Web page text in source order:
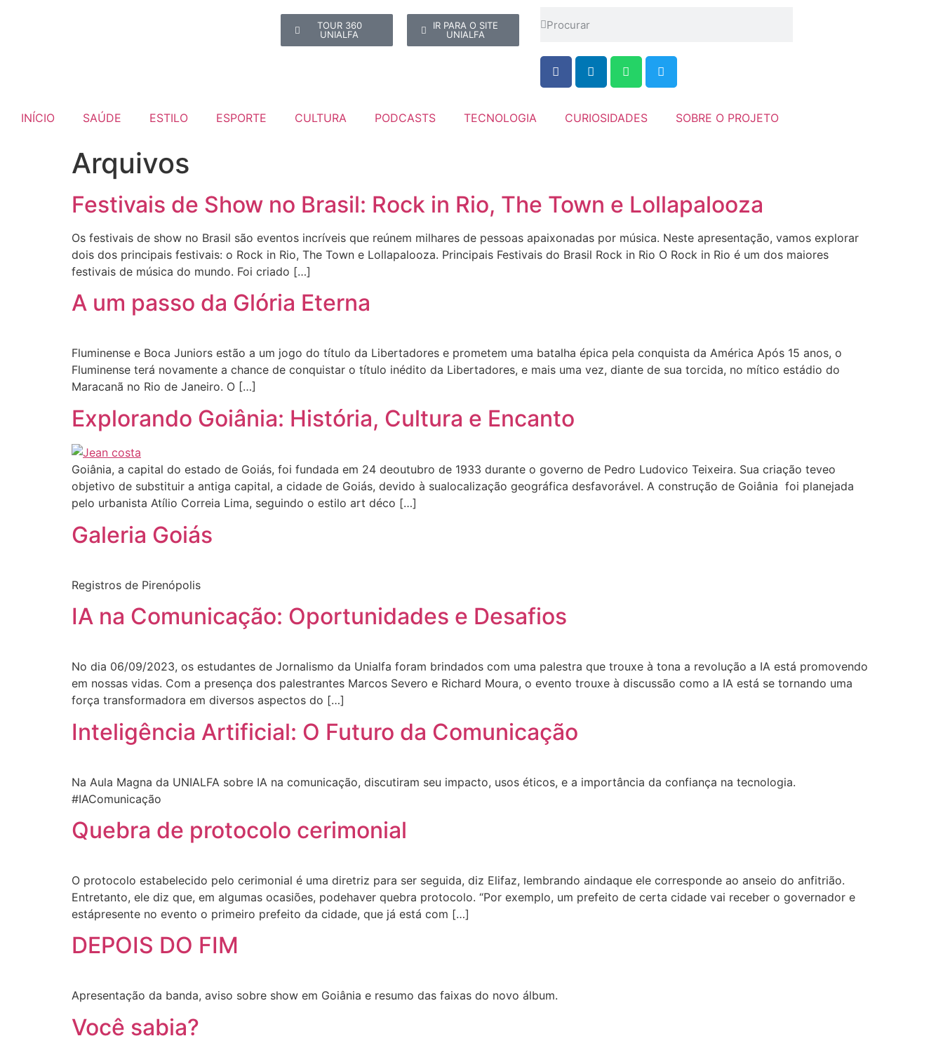
TOUR 360
UNIALFA
IR PARA O SITE
UNIALFA
INÍCIO SAÚDE ESTILO ESPORTE CULTURA PODCASTS TECNOLOGIA CURIOSIDADES SOBRE O PROJETO
Arquivos
Festivais de Show no Brasil: Rock in Rio, The Town e Lollapalooza
Os festivais de show no Brasil são eventos incríveis que reúnem milhares de pessoas apaixonadas por música. Neste apresentação, vamos explorar
dois dos principais festivais: o Rock in Rio, The Town e Lollapalooza. Principais Festivais do Brasil Rock in Rio O Rock in Rio é um dos maiores
festivais de música do mundo. Foi criado […]
A um passo da Glória Eterna
Fluminense e Boca Juniors estão a um jogo do título da Libertadores e prometem uma batalha épica pela conquista da América Após 15 anos, o
Fluminense terá novamente a chance de conquistar o título inédito da Libertadores, e mais uma vez, diante de sua torcida, no mítico estádio do
Maracanã no Rio de Janeiro. O […]
Explorando Goiânia: História, Cultura e Encanto
Goiânia, a capital do estado de Goiás, foi fundada em 24 deoutubro de 1933 durante o governo de Pedro Ludovico Teixeira. Sua criação teveo
objetivo de substituir a antiga capital, a cidade de Goiás, devido à sualocalização geográfica desfavorável. A construção de Goiânia foi planejada
pelo urbanista Atílio Correia Lima, seguindo o estilo art déco […]
Galeria Goiás
Registros de Pirenópolis
IA na Comunicação: Oportunidades e Desafios
No dia 06/09/2023, os estudantes de Jornalismo da Unialfa foram brindados com uma palestra que trouxe à tona a revolução a IA está promovendo
em nossas vidas. Com a presença dos palestrantes Marcos Severo e Richard Moura, o evento trouxe à discussão como a IA está se tornando uma
força transformadora em diversos aspectos do […]
Inteligência Artificial: O Futuro da Comunicação
Na Aula Magna da UNIALFA sobre IA na comunicação, discutiram seu impacto, usos éticos, e a importância da confiança na tecnologia.
#IAComunicação
Quebra de protocolo cerimonial
O protocolo estabelecido pelo cerimonial é uma diretriz para ser seguida, diz Elifaz, lembrando aindaque ele corresponde ao anseio do anfitrião.
Entretanto, ele diz que, em algumas ocasiões, podehaver quebra protocolo. “Por exemplo, um prefeito de certa cidade vai receber o governador e
estápresente no evento o primeiro prefeito da cidade, que já está com […]
DEPOIS DO FIM
Apresentação da banda, aviso sobre show em Goiânia e resumo das faixas do novo álbum.
Você sabia?